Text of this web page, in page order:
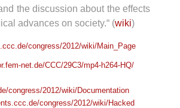
the discussion about the effects
advances on society.“ (wiki)
congress/2012/wiki/Main_Page
net.de/CCC/29C3/mp4-h264-HQ/
congress/2012/wiki/Documentation
congress/2012/wiki/Hacked